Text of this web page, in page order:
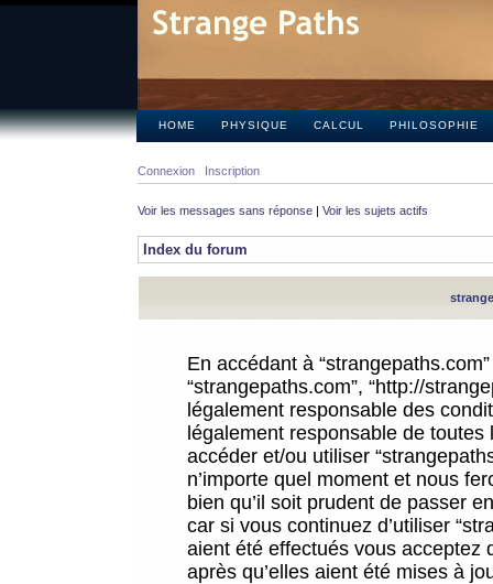
HOME PHYSIQUE CALCUL PHILOSOPHIE
Connexion Inscription
Voir les messages sans réponse | Voir les sujets actifs
Index du forum
En accédant à
“strangepaths.com”, “http://
légalement responsable des
légalement responsable de
accéder et/ou utiliser
n’importe quel moment et nous
bien qu’il soit prudent de passer
car si vous continuez d’utiliser
aient été effectués vous acceptez
après qu’elles aient été mises à